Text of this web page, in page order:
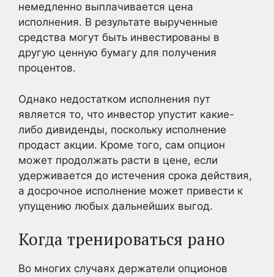
немедленно выплачивается цена
исполнения. В результате вырученные
средства могут быть инвестированы в
другую ценную бумагу для получения
процентов.
Однако недостатком исполнения пут
является то, что инвестор упустит какие-
либо дивиденды, поскольку исполнение
продаст акции. Кроме того, сам опцион
может продолжать расти в цене, если
удерживается до истечения срока действия,
а досрочное исполнение может привести к
упущению любых дальнейших выгод.
Когда тренироваться рано
Во многих случаях держатели опционов